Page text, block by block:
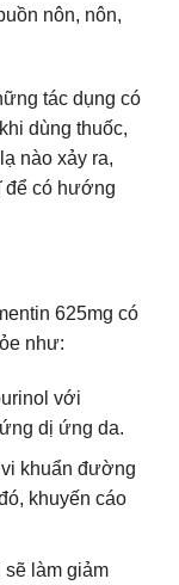
nôn, nôn,
tác dụng có
dùng thuốc,
nào xảy ra,
để có hướng
625mg có
như:
với
dị ứng da.
khuẩn đường
khuyến cáo
sẽ làm giảm